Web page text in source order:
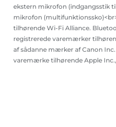
ekstern mikrofon (indgangsstik
mikrofon
tilhørende Wi-Fi Alliance.
registrerede varemærker
af sådanne mærker af Canon
varemærke tilhørende Apple